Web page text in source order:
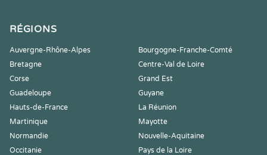
RÉGIONS
Auvergne-Rhône-Alpes
Bourgogne-Franche-Comté
Bretagne
Centre-Val de Loire
Corse
Grand Est
Guadeloupe
Guyane
Hauts-de-France
La Réunion
Martinique
Mayotte
Normandie
Nouvelle-Aquitaine
Occitanie
Pays de la Loire